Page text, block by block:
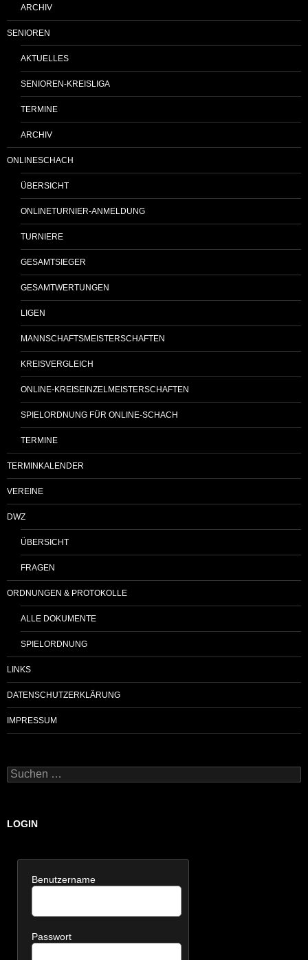
ARCHIV
SENIOREN
AKTUELLES
SENIOREN-KREISLIGA
TERMINE
ARCHIV
ONLINESCHACH
ÜBERSICHT
ONLINETURNIER-ANMELDUNG
TURNIERE
GESAMTSIEGER
GESAMTWERTUNGEN
LIGEN
MANNSCHAFTSMEISTERSCHAFTEN
KREISVERGLEICH
ONLINE-KREISEINZELMEISTERSCHAFTEN
SPIELORDNUNG FÜR ONLINE-SCHACH
TERMINE
TERMINKALENDER
VEREINE
DWZ
ÜBERSICHT
FRAGEN
ORDNUNGEN & PROTOKOLLE
ALLE DOKUMENTE
SPIELORDNUNG
LINKS
DATENSCHUTZERKLÄRUNG
IMPRESSUM
Suchen
nach:
LOGIN
Benutzername
Passwort